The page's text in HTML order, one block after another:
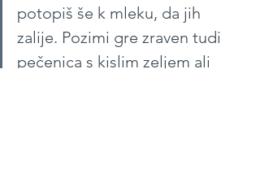
potopiš še k mleku, da jih
zalije. Pozimi gre zraven tudi
pečenica s kislim zeljem ali